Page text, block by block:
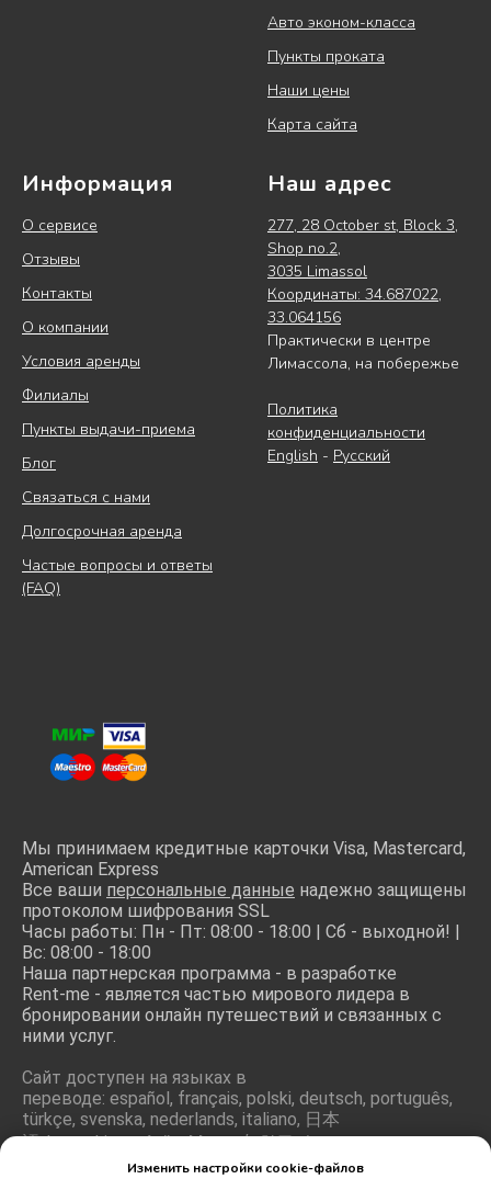
Авто эконом-класса
Пункты проката
Наши цены
Карта сайта
Информация
О сервисе
Отзывы
Контакты
О компании
Условия аренды
Филиалы
Пункты выдачи-приема
Блог
Связаться с нами
Долгосрочная аренда
Частые вопросы и ответы
(FAQ)
Наш адрес
277, 28 October st, Block 3,
Shop no.2,
3035 Limassol
Координаты: 34.687022,
33.064156
Практически в центре
Лимассола, на побережье
Политика
конфиденциальности
English - Русский
Мы принимаем кредитные карточки Visa, Mastercard,
American Express
Все ваши персональные данные надежно защищены
протоколом шифрования SSL
Часы работы: Пн - Пт: 08:00 - 18:00 | Сб - выходной! |
Вс: 08:00 - 18:00
Наша партнерская программа - в разработке
Rent-me - является частью мирового лидера в
бронировании онлайн путешествий и связанных с
ними услуг.
Сайт доступен на языках в
переводе: español, français, polski, deutsch, português,
türkçe, svenska, nederlands, italiano, 日本
語, hrvatski, română, ελληνικά, 한국어, magyar
Изменить настройки cookie-файлов